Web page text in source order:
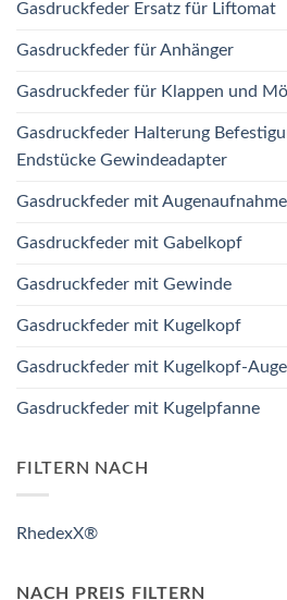
Gasdruckfeder Ersatz für Liftomat
Gasdruckfeder für Anhänger
Gasdruckfeder für Klappen und
Gasdruckfeder Halterung
Endstücke Gewindeadapter
Gasdruckfeder mit Augenaufnahme
Gasdruckfeder mit Gabelkopf
Gasdruckfeder mit Gewinde
Gasdruckfeder mit Kugelkopf
Gasdruckfeder mit Kugelkopf-
Gasdruckfeder mit Kugelpfanne
FILTERN NACH
RhedexX®
NACH PREIS FILTERN